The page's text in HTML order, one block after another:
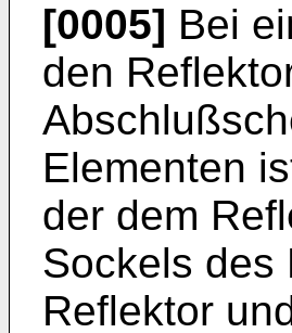
[0005] Bei
den
Elementen
der dem
Sockels des
Reflektor